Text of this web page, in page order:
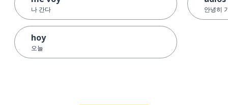
나 간다
hoy
오늘
안녕히